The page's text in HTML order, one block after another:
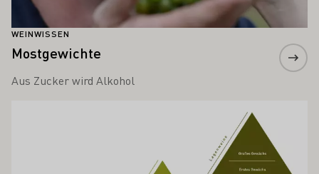
WEINWISSEN
Mostgewichte
Aus Zucker wird Alkohol